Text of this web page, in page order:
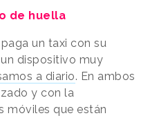
de huella
un taxi con su
dispositivo muy
a diario. En ambos
y con la
móviles que están